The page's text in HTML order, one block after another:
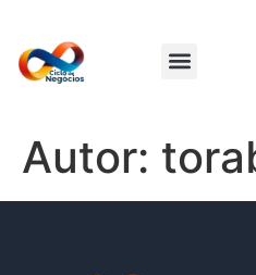
Autor: